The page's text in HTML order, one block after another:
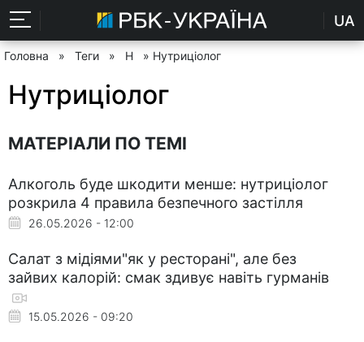
UA
Головна » Теги » Н » Нутриціолог
Нутриціолог
МАТЕРІАЛИ ПО ТЕМІ
Алкоголь буде шкодити менше: нутриціолог
розкрила 4 правила безпечного застілля
26.05.2026 - 12:00
Салат з мідіями"як у ресторані", але без
зайвих калорій: смак здивує навіть гурманів
15.05.2026 - 09:20